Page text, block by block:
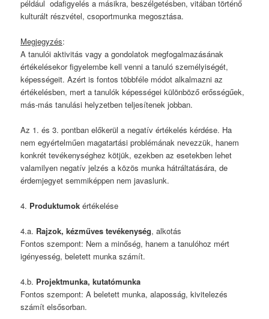
például odafigyelés a másikra, beszélgetésben, vitában történő
kulturált részvétel, csoportmunka megosztása.
Megjegyzés:
A tanulói aktivitás vagy a gondolatok megfogalmazásának
értékelésekor figyelembe kell venni a tanuló személyiségét,
képességeit. Azért is fontos többféle módot alkalmazni az
értékelésben, mert a tanulók képességei különböző erősségűek,
más-más tanulási helyzetben teljesítenek jobban.
Az 1. és 3. pontban előkerül a negatív értékelés kérdése. Ha
nem egyértelműen magatartási problémának nevezzük, hanem
konkrét tevékenységhez kötjük, ezekben az esetekben lehet
valamilyen negatív jelzés a közös munka hátráltatására, de
érdemjegyet semmiképpen nem javaslunk.
4. Produktumok értékelése
4.a. Rajzok, kézműves tevékenység, alkotás
Fontos szempont: Nem a minőség, hanem a tanulóhoz mért
igényesség, beletett munka számít.
4.b. Projektmunka, kutatómunka
Fontos szempont: A beletett munka, alaposság, kivitelezés
számít elsősorban.